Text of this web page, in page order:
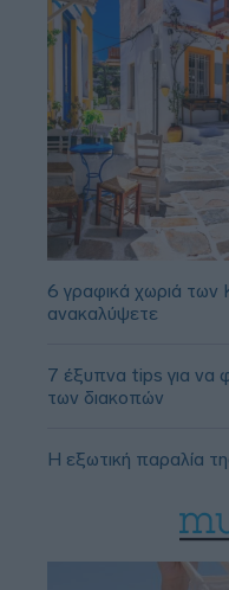
6 γραφικά χωριά των
ανακαλύψετε
7 έξυπνα tips για να
των διακοπών
Η εξωτική παραλία